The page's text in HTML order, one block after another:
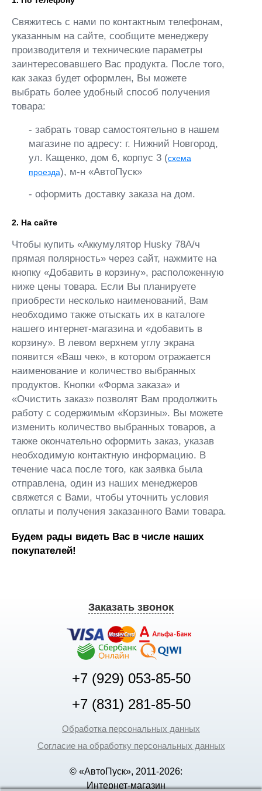
Свяжитесь с нами по контактным телефонам,
указанным на сайте, сообщите менеджеру
производителя и технические параметры
заинтересовавшего Вас продукта. После того,
как заказ будет оформлен, Вы можете
выбрать более удобный способ получения
товара:
- забрать товар самостоятельно в нашем
магазине по адресу: г. Нижний Новгород,
ул. Кащенко, дом 6, корпус 3 (схема
проезда), м-н «АвтоПуск»
- оформить доставку заказа на дом.
2. На сайте
Чтобы купить «Аккумулятор Husky 78А/ч
прямая полярнoсть» через сайт, нажмите на
кнопку «Добавить в корзину», расположенную
ниже цены товара. Если Вы планируете
приобрести несколько наименований, Вам
необходимо также отыскать их в каталоге
нашего интернет-магазина и «добавить в
корзину». В левом верхнем углу экрана
появится «Ваш чек», в котором отражается
наименование и количество выбранных
продуктов. Кнопки «Форма заказа» и
«Очистить заказ» позволят Вам продолжить
работу с содержимым «Корзины». Вы можете
изменить количество выбранных товаров, а
также окончательно оформить заказ, указав
необходимую контактную информацию. В
течение часа после того, как заявка была
отправлена, один из наших менеджеров
свяжется с Вами, чтобы уточнить условия
оплаты и получения заказанного Вами товара.
Будем рады видеть Вас в числе наших
покупателей!
Заказать звонок
+7 (929) 053-85-50
+7 (831) 281-85-50
Обработка персональных данных
Согласие на обработку персональных данных
© «АвтоПуск», 2011-2026:
Интернет-магазин